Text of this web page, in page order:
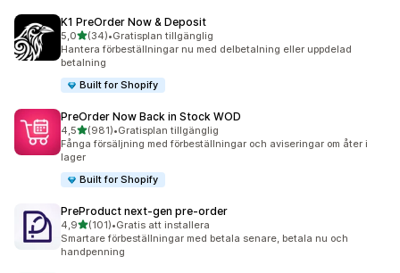
K1 PreOrder Now & Deposit
5,0av 5 stjärnor
(34)
34 recensioner totalt
•Gratisplan tillgänglig
Hantera förbeställningar nu med delbetalning eller uppdelad
betalning
Built for Shopify
PreOrder Now Back in Stock WOD
4,5av 5 stjärnor
(981)
981 recensioner totalt
•Gratisplan tillgänglig
Fånga försäljning med förbeställningar och aviseringar om åter i
lager
Built for Shopify
PreProduct next‑gen pre‑order
4,9av 5 stjärnor
(101)
101 recensioner totalt
•Gratis att installera
Smartare förbeställningar med betala senare, betala nu och
handpenning